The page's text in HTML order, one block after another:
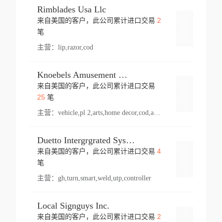
Rimblades Usa Llc
来自美国的客户，此公司累计进口交易 2
笔
主营： lip,razor,cod
Knoebels Amusement Resort
来自美国的客户，此公司累计进口交易
25笔
主营： vehicle,pl 2,arts,home decor,cod,amusement ride,sea
Duetto Intergrgrated Systems Inc.
来自美国的客户，此公司累计进口交易 4
笔
主营： gh,turn,smart,weld,utp,controller
Local Signguys Inc.
来自美国的客户，此公司累计进口交易 2